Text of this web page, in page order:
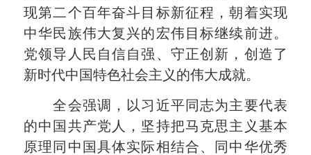
现第二个百年奋斗目标新征程，朝着实现
中华民族伟大复兴的宏伟目标继续前进。
党领导人民自信自强、守正创新，创造了
新时代中国特色社会主义的伟大成就。
全会强调，以习近平同志为主要代表
的中国共产党人，坚持把马克思主义基本
原理同中国具体实际相结合、同中华优秀